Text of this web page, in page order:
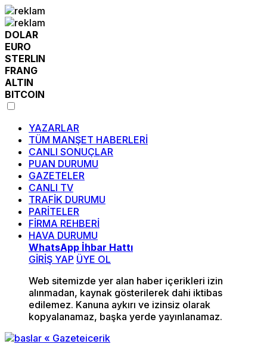
DOLAR
EURO
STERLIN
FRANG
ALTIN
BITCOIN
YAZARLAR
TÜM MANŞET HABERLERİ
CANLI SONUÇLAR
PUAN DURUMU
GAZETELER
CANLI TV
TRAFİK DURUMU
PARİTELER
FİRMA REHBERİ
HAVA DURUMU
WhatsApp İhbar Hattı
GİRİŞ YAP ÜYE OL
Web sitemizde yer alan haber içerikleri izin
alınmadan, kaynak gösterilerek dahi iktibas
edilemez. Kanuna aykırı ve izinsiz olarak
kopyalanamaz, başka yerde yayınlanamaz.